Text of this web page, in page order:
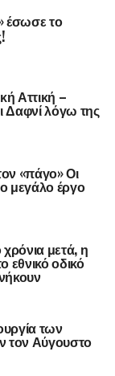
έσωσε το
Αττική –
Δαφνί λόγω της
«πάγο» Οι
μεγάλο έργο
μετά, η
εθνικό οδικό
των
τον Αύγουστο